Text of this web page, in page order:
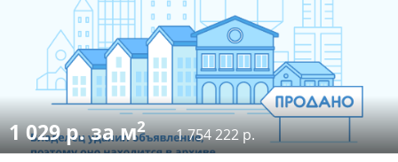
1 029 р. за м2 1 754 222 р.